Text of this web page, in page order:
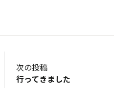
次の投稿
行ってきました